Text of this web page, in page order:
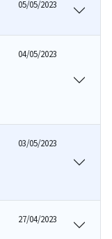
05/05/2023
04/05/2023
03/05/2023
27/04/2023